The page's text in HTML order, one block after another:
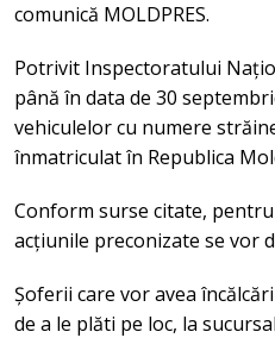
comunică MOLDPRES.
Potrivit Inspectoratului
până în data de 30
vehiculelor cu numere
înmatriculat în Republica
Conform surse citate,
acțiunile preconizate se vor
Șoferii care vor avea
de a le plăti pe loc, la